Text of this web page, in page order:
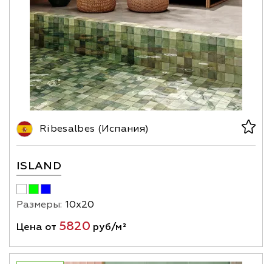
Ribesalbes (Испания)
ISLAND
Размеры: 10х20
Цена от 5820 руб/м²